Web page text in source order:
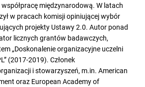
międzynarodową. W latach
w pracach komisji opiniującej wybór
projekty Ustawy 2.0. Autor ponad
licznych grantów badawczych,
„Doskonalenie organizacyjne uczelni
(2017-2019). Członek
i stowarzyszeń, m.in. American
oraz European Academy of